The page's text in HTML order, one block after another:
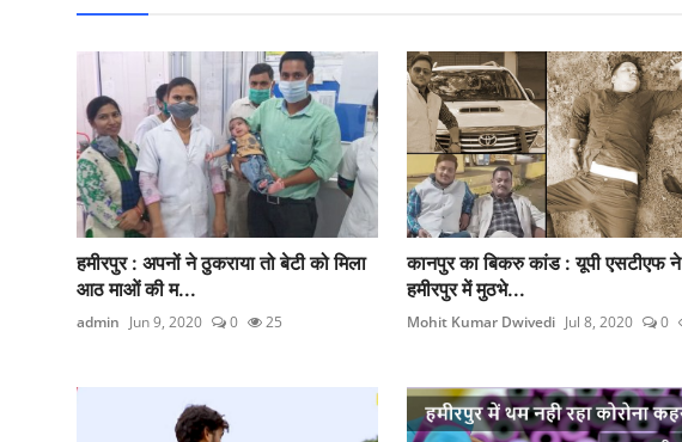
हमीरपुर : अपनों ने ठुकराया तो बेटी को मिला
आठ माओं की म...
admin Jun 9, 2020 0 25
कानपुर का बिकरु कांड : यूपी एसटीएफ ने
हमीरपुर में मुठभे...
Mohit Kumar Dwivedi Jul 8, 2020 0